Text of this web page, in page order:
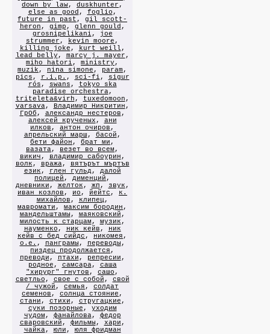
down by law, duskhunter ,
else as good , foglio ,
future in past , gil scott-
heron , gimp , glenn gould ,
grosnipelikani ,
joe
strummer , kevin moore ,
killing joke , kurt weill ,
lead belly , marcy j. mayer ,
miho hatori , ministry ,
muzik , nina simone , param ,
pics , r.i.p. , sci-fi ,
sigur
rós , swans ,
tokyo ska
paradise orchestra,
triteleta&virh , tuxedomoon ,
varsava, Владимир Никритин ,
ГрОб , александр нестеров ,
алексей крученых , ани
илков , антон очиров ,
апрельский марш , басой ,
бети файон , брат ми ,
вазата, везет во всем ,
викич , владимир сабоурин ,
волк , вража,
вятърът мъртъв
език , глен гульд, далой
полицей , дименций ,
дневники , желток , жп , звук ,
иван козлов , ио , йейтс , к.
михайлов , клипец,
мавромати , максим бородин ,
мандельштамы , маяковский ,
милость к старцам , музик ,
науменко , ник кейв ,
ник
кейв с бед сийдс , никомея ,
о.е. , панграмы , переводы ,
пиздец продолжается ,
преводи , птахи , репресии ,
родное , самсара, саша
"хирург" гнутов , сашо ,
светльо , свое с собой , свой
/ чужой , семья , солдат
семенов , солнца стояние ,
стани , стихи , стругацкие ,
суки позорные , уходим
чудом , фанайлова, федор
сваровский , фильмы , хари ,
чайка, юли , юля фридман